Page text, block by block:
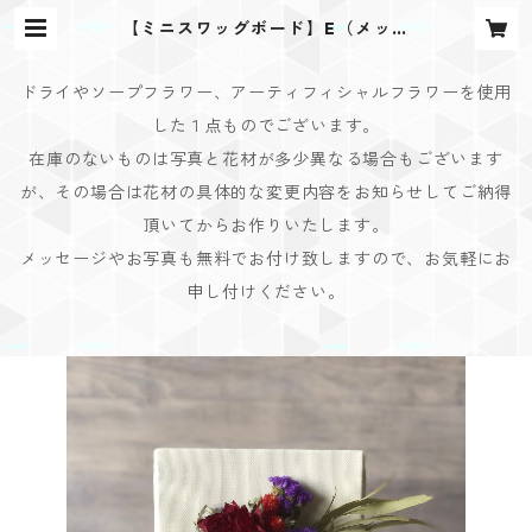
【ミニスワッグボード】E（メッセ
(ブーケデザイン)
ドライやソープフラワー、アーティフィシャルフラワーを使用
した１点ものでございます。
在庫のないものは写真と花材が多少異なる場合もございます
が、その場合は花材の具体的な変更内容をお知らせしてご納得
頂いてからお作りいたします。
メッセージやお写真も無料でお付け致しますので、お気軽にお
申し付けください。